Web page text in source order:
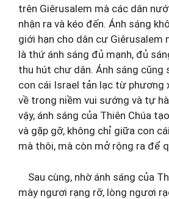
trên Giêrusalem mà các dân
nhận ra và kéo đến. Ánh sáng
giới hạn cho dân cư Giêrusalem
là thứ ánh sáng đủ mạnh, đủ
thu hút chư dân. Ánh sáng
con cái Israel tản lạc từ phương
về trong niềm vui sướng và tự
vậy, ánh sáng của Thiên Chúa
và gặp gỡ, không chỉ giữa con
mà thôi, mà còn mở rộng ra để
Sau cùng, nhờ ánh sáng của
mày ngươi rạng rỡ, lòng ngươi